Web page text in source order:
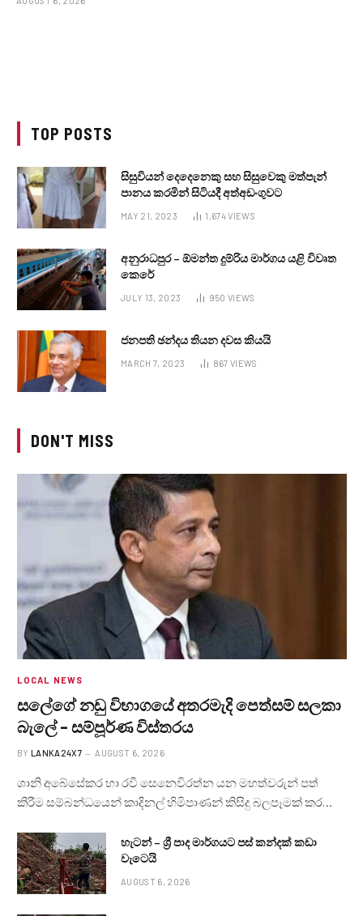
TOP POSTS
සිසුවියන් දෙදෙනෙකු සහ සිසුවෙකු මත්පැන්
පානය කරමින් සිටියදී අත්අඩංගුවට
MAY 21, 2023 1,674VIEWS
අනුරාධපුර – ඕමන්ත දුම්රිය මාර්ගය යළි විවෘත
කෙරේ
JULY 13, 2023 950 VIEWS
ජනපති ඡන්දය තියන දවස කියයි
MARCH 7, 2023 867 VIEWS
DON'T MISS
LOCAL NEWS
සලේගේ නඩු විභාගයේ අතරමැදි පෙත්සම් සලකා
බැලේ – සම්පූර්ණ විස්තරය
BY LANKA24X7 AUGUST 6, 2026
ශානි අබේසේකර හා රවී සෙනෙවිරත්න යන මහත්වරුන් පත්
කිරීම සම්බන්ධයෙන් කාදිනල් හිමිපාණන් කිසිදු බලපෑමක් කර…
හැටන් – ශ්‍රී පාද මාර්ගයට පස් කන්දක් කඩා
වැටෙයි
AUGUST 6, 2026